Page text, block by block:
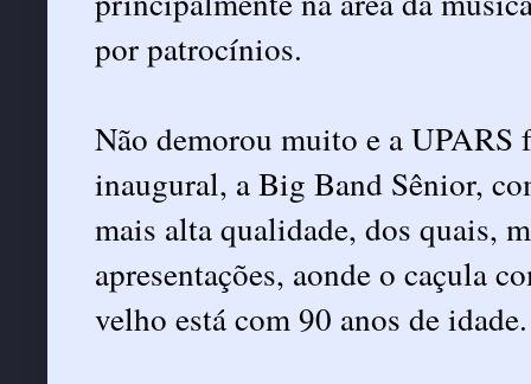
por patrocínios.
Não demorou muito e a
inaugural, a Big Band Sênior,
mais alta qualidade, dos quais,
apresentações, aonde o caçula
velho está com 90 anos de idade.